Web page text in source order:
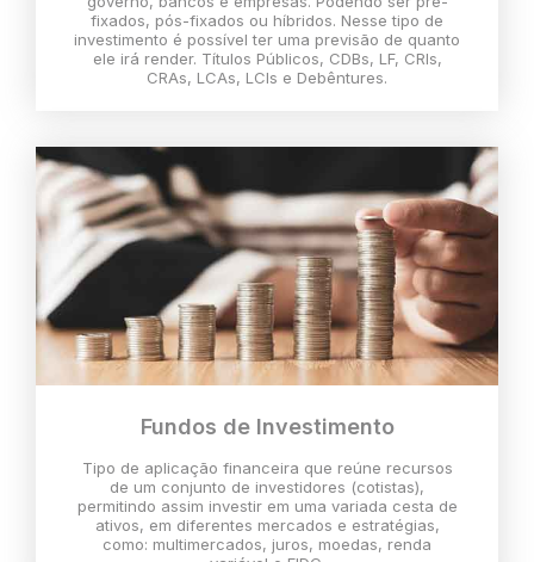
fixados, pós-fixados ou híbridos. Nesse tipo de
investimento é possível ter uma previsão de quanto
ele irá render. Títulos Públicos, CDBs, LF, CRIs,
CRAs, LCAs, LCIs e Debêntures.
Fundos de Investimento
Tipo de aplicação financeira que reúne recursos
de um conjunto de investidores (cotistas),
permitindo assim investir em uma variada cesta de
ativos, em diferentes mercados e estratégias,
como: multimercados, juros, moedas, renda